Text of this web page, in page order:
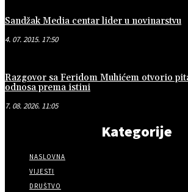
Sandžak Media centar lider u novinarstvu
4. 07. 2015. 17:50
Razgovor sa Feridom Muhićem otvorio
odnosa prema istini
7. 08. 2026. 11:05
Kategorije
NASLOVNA
VIJESTI
DRUŠTVO